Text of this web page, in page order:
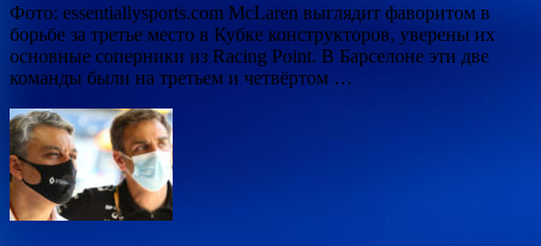
Фото: essentiallysports.com McLaren выглядит фаворитом в
борьбе за третье место в Кубке конструкторов, уверены их
основные соперники из Racing Point. В Барселоне эти две
команды были на третьем и четвёртом …